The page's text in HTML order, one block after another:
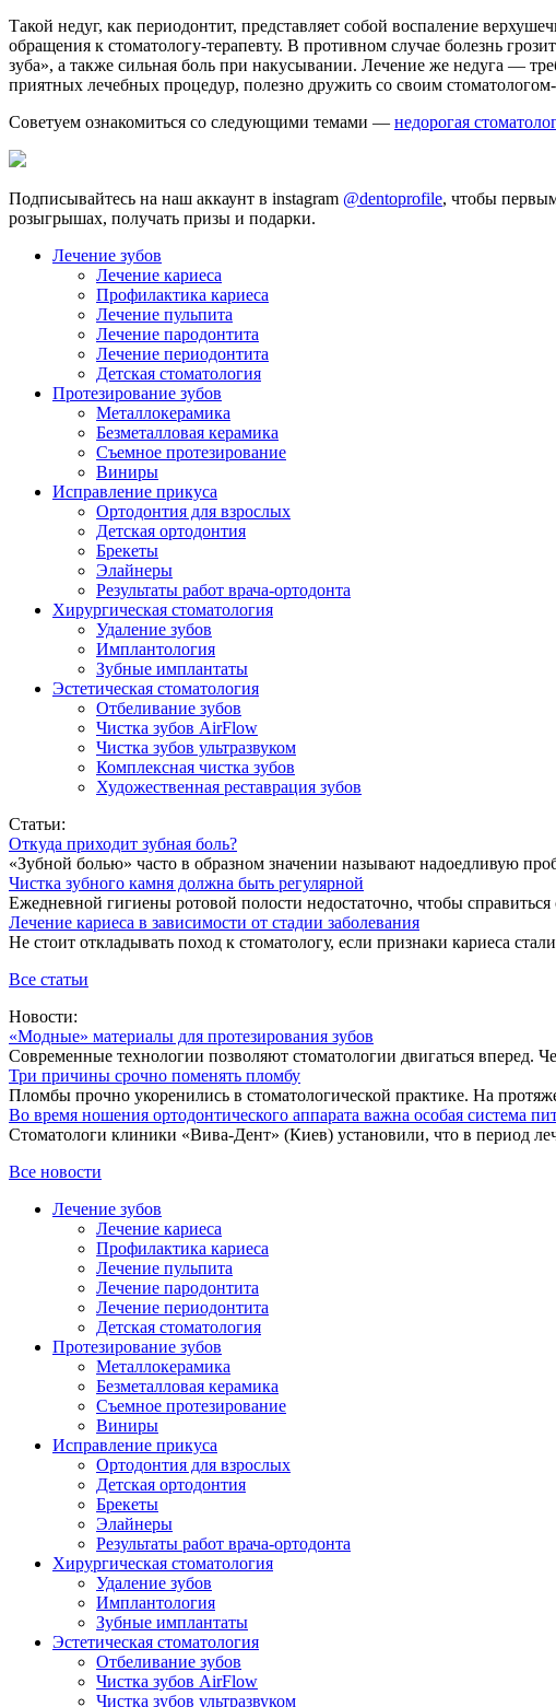
Такой недуг, как периодонтит, представляет собой воспаление
обращения к стоматологу-терапевту. В противном случае болезнь
зуба», а также сильная боль при накусывании. Лечение же недуга —
приятных лечебных процедур, полезно дружить со своим
Советуем ознакомиться со следующими темами — недорогая
Подписывайтесь на наш аккаунт в instagram @dentoprofile, чтобы
розыгрышах, получать призы и подарки.
Лечение зубов
Лечение кариеса
Профилактика кариеса
Лечение пульпита
Лечение пародонтита
Лечение периодонтита
Детская стоматология
Протезирование зубов
Металлокерамика
Безметалловая керамика
Съемное протезирование
Виниры
Исправление прикуса
Ортодонтия для взрослых
Детская ортодонтия
Брекеты
Элайнеры
Результаты работ врача-ортодонта
Хирургическая стоматология
Удаление зубов
Имплантология
Зубные имплантаты
Эстетическая стоматология
Отбеливание зубов
Чистка зубов AirFlow
Чистка зубов ультразвуком
Комплексная чистка зубов
Художественная реставрация зубов
Статьи:
Откуда приходит зубная боль?
«Зубной болью» часто в образном значении называют надоедливую
Чистка зубного камня должна быть регулярной
Ежедневной гигиены ротовой полости недостаточно, чтобы
Лечение кариеса в зависимости от стадии заболевания
Не стоит откладывать поход к стоматологу, если признаки кариеса
Все статьи
Новости:
«Модные» материалы для протезирования зубов
Современные технологии позволяют стоматологии двигаться вперед.
Три причины срочно поменять пломбу
Пломбы прочно укоренились в стоматологической практике. На
Во время ношения ортодонтического аппарата важна особая система
Стоматологи клиники «Вива-Дент» (Киев) установили, что в период
Все новости
Лечение зубов
Лечение кариеса
Профилактика кариеса
Лечение пульпита
Лечение пародонтита
Лечение периодонтита
Детская стоматология
Протезирование зубов
Металлокерамика
Безметалловая керамика
Съемное протезирование
Виниры
Исправление прикуса
Ортодонтия для взрослых
Детская ортодонтия
Брекеты
Элайнеры
Результаты работ врача-ортодонта
Хирургическая стоматология
Удаление зубов
Имплантология
Зубные имплантаты
Эстетическая стоматология
Отбеливание зубов
Чистка зубов AirFlow
Чистка зубов ультразвуком